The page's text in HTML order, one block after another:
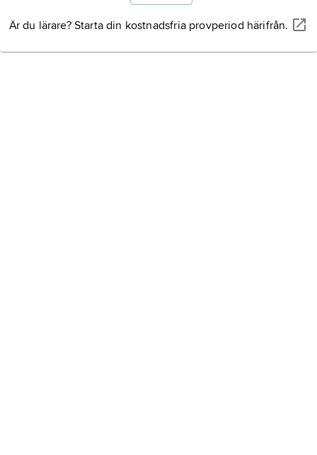
Är du lärare? Starta din kostnadsfria provperiod härifrån.